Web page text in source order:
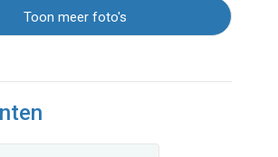
Toon meer foto's